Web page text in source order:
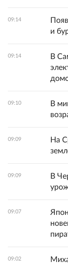
09:14
и
09:14
В
09:10
В
09:09
На
09:09
В
09:07
09:02